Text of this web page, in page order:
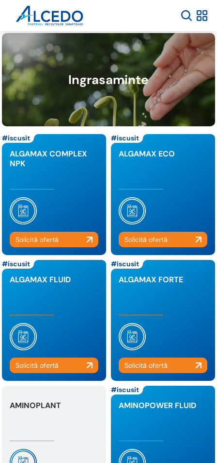
Ingrasaminte
iscusit
ALGAMAX COMPLEX
NPK
iscusit
ALGAMAX ECO
iscusit
ALGAMAX FLUID
iscusit
ALGAMAX FORTE
AMINOPLANT
iscusit
AMINOPOWER FLUID